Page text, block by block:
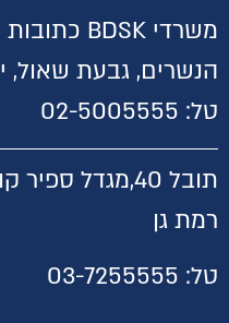
הנשרים, גבעת שאול,
טל: 02-5005555
תובל 40,
רמת גן
טל: 03-7255555